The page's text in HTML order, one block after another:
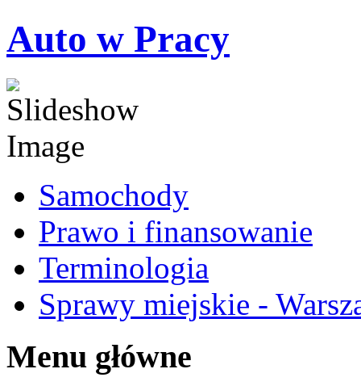
Auto w Pracy
Samochody
Prawo i finansowanie
Terminologia
Sprawy miejskie -
Menu główne